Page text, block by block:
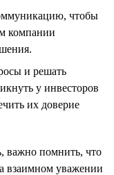
чтобы
компании
и решать
у инвесторов
их доверие
важно помнить, что
взаимном уважении